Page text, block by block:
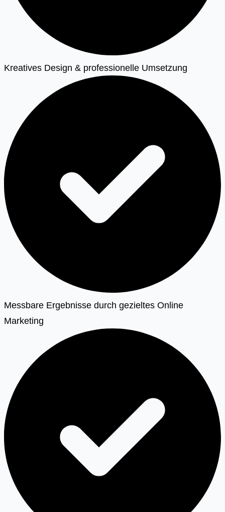
Kreatives Design & professionelle Umsetzung
Messbare Ergebnisse durch gezieltes Online
Marketing